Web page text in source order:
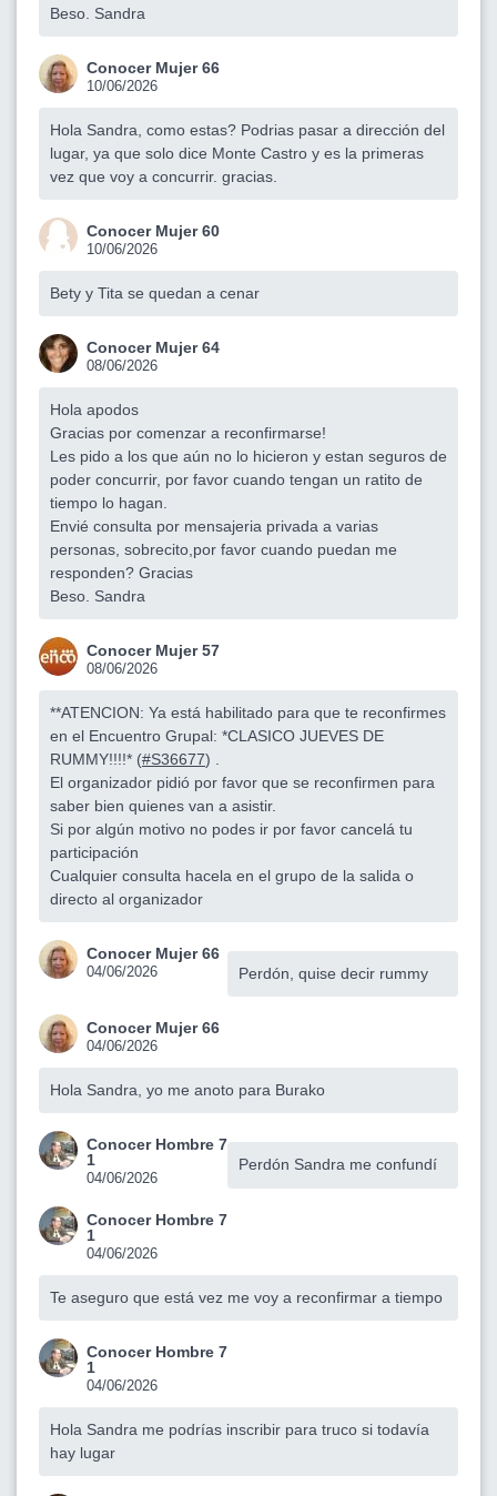
Beso. Sandra
Conocer Mujer 66
10/06/2026
Hola Sandra, como estas? Podrias pasar a dirección del
lugar, ya que solo dice Monte Castro y es la primeras
vez que voy a concurrir. gracias.
Conocer Mujer 60
10/06/2026
Bety y Tita se quedan a cenar
Conocer Mujer 64
08/06/2026
Hola apodos
Gracias por comenzar a reconfirmarse!
Les pido a los que aún no lo hicieron y estan seguros de
poder concurrir, por favor cuando tengan un ratito de
tiempo lo hagan.
Envié consulta por mensajeria privada a varias
personas, sobrecito,por favor cuando puedan me
responden? Gracias
Beso. Sandra
Conocer Mujer 57
08/06/2026
**ATENCION: Ya está habilitado para que te reconfirmes
en el Encuentro Grupal: *CLASICO JUEVES DE
RUMMY!!!!* (#S36677) .
El organizador pidió por favor que se reconfirmen para
saber bien quienes van a asistir.
Si por algún motivo no podes ir por favor cancelá tu
participación
Cualquier consulta hacela en el grupo de la salida o
directo al organizador
Conocer Mujer 66
04/06/2026 Perdón, quise decir rummy
Conocer Mujer 66
04/06/2026
Hola Sandra, yo me anoto para Burako
Conocer Hombre 7
1
04/06/2026
Perdón Sandra me confundí
Conocer Hombre 7
1
04/06/2026
Te aseguro que está vez me voy a reconfirmar a tiempo
Conocer Hombre 7
1
04/06/2026
Hola Sandra me podrías inscribir para truco si todavía
hay lugar